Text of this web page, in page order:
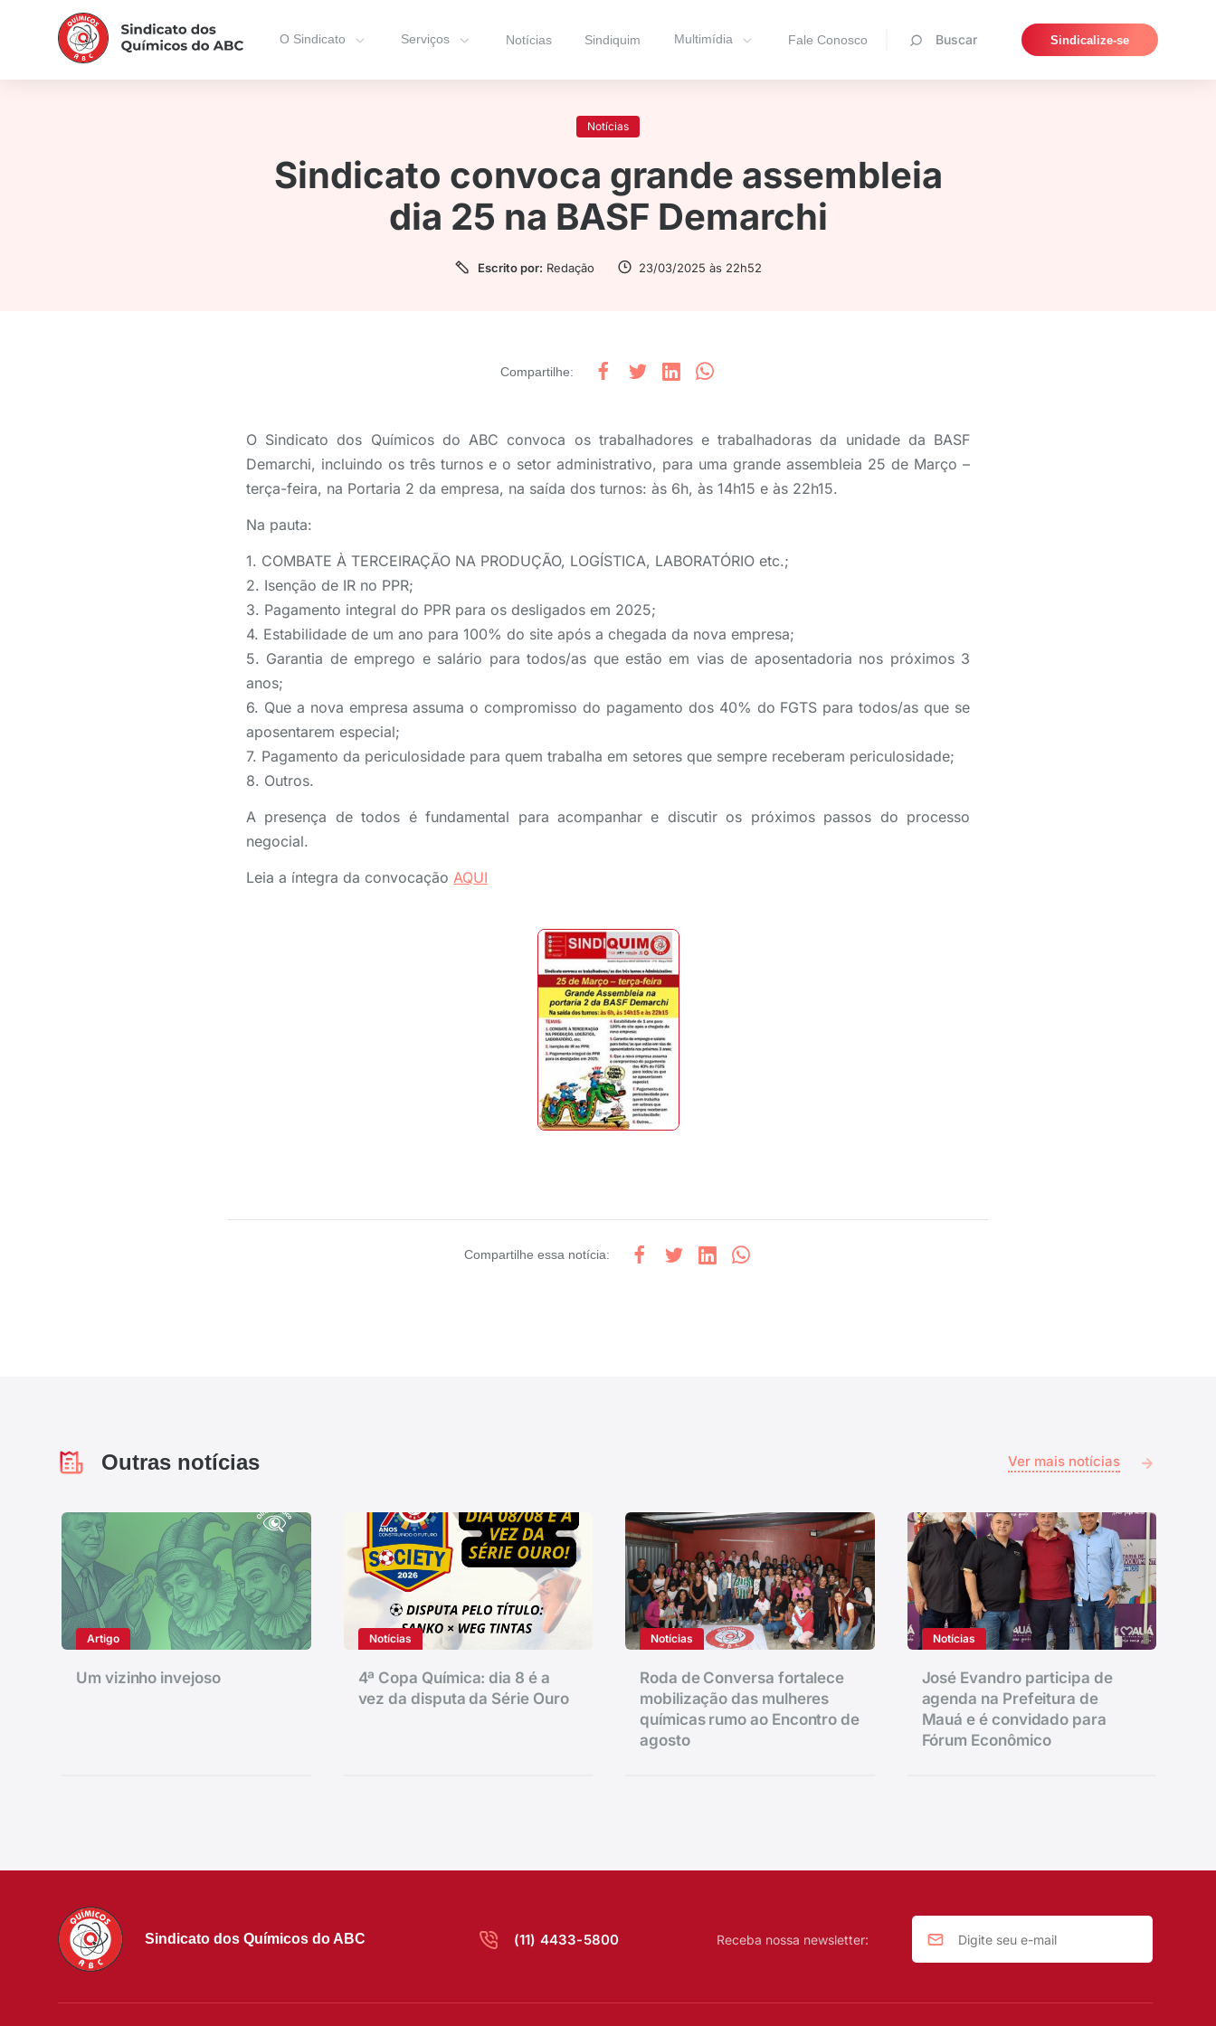
O Sindicato Serviços Notícias Sindiquim Multimídia Fale Conosco Buscar Sindicalize-se
Pesquisar
Notícias
Sindicato convoca grande assembleia
dia 25 na BASF Demarchi
Escrito por: Redação 23/03/2025 às 22h52
Compartilhe:
O Sindicato dos Químicos do ABC convoca os trabalhadores e trabalhadoras da unidade da BASF
Demarchi, incluindo os três turnos e o setor administrativo, para uma grande assembleia 25 de Março –
terça-feira, na Portaria 2 da empresa, na saída dos turnos: às 6h, às 14h15 e às 22h15.
Na pauta:
1. COMBATE À TERCEIRAÇÃO NA PRODUÇÃO, LOGÍSTICA, LABORATÓRIO etc.;
2. Isenção de IR no PPR;
3. Pagamento integral do PPR para os desligados em 2025;
4. Estabilidade de um ano para 100% do site após a chegada da nova empresa;
5. Garantia de emprego e salário para todos/as que estão em vias de aposentadoria nos próximos 3
anos;
6. Que a nova empresa assuma o compromisso do pagamento dos 40% do FGTS para todos/as que se
aposentarem especial;
7. Pagamento da periculosidade para quem trabalha em setores que sempre receberam periculosidade;
8. Outros.
A presença de todos é fundamental para acompanhar e discutir os próximos passos do processo
negocial.
Leia a íntegra da convocação AQUI
Compartilhe essa notícia:
Outras notícias Ver mais notícias
Artigo
Um vizinho invejoso
Notícias
4ª Copa Química: dia 8 é a
vez da disputa da Série Ouro
Notícias
Roda de Conversa fortalece
mobilização das mulheres
químicas rumo ao Encontro de
agosto
Notícias
José Evandro participa de
agenda na Prefeitura de
Mauá e é convidado para
Fórum Econômico
Sindicato dos Químicos do ABC (11) 4433-5800 Receba nossa newsletter: